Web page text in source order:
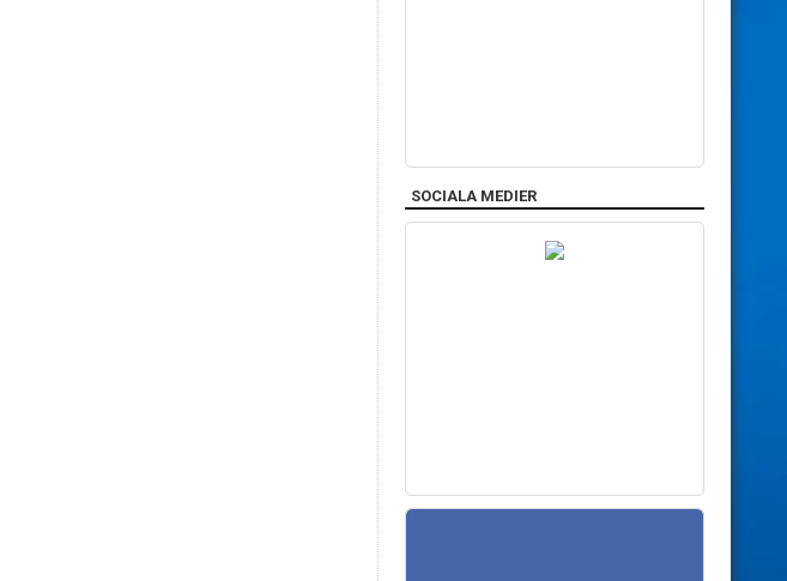
SOCIALA MEDIER